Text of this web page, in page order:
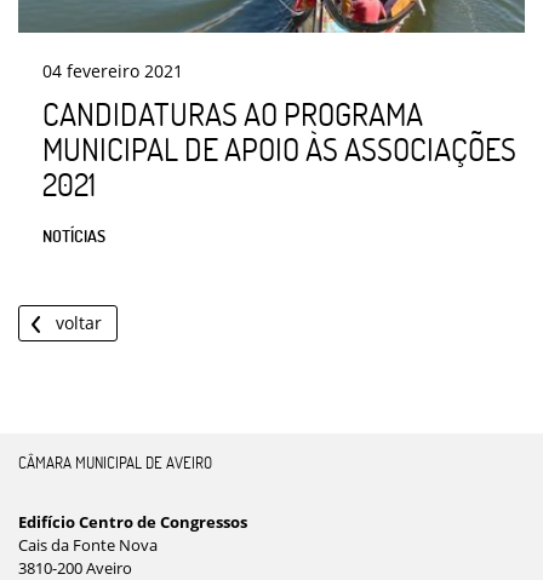
04 fevereiro 2021
CANDIDATURAS AO PROGRAMA
MUNICIPAL DE APOIO ÀS ASSOCIAÇÕES
2021
NOTÍCIAS
voltar
CÂMARA MUNICIPAL DE AVEIRO
Edifício Centro de Congressos
Cais da Fonte Nova
3810-200 Aveiro